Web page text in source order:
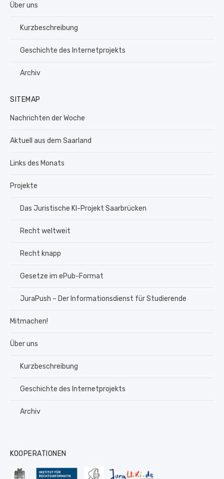
Über uns
Kurzbeschreibung
Geschichte des Internetprojekts
Archiv
SITEMAP
Nachrichten der Woche
Aktuell aus dem Saarland
Links des Monats
Projekte
Das Juristische KI-Projekt Saarbrücken
Recht weltweit
Recht knapp
Gesetze im ePub-Format
JuraPush – Der Informationsdienst für Studierende
Mitmachen!
Über uns
Kurzbeschreibung
Geschichte des Internetprojekts
Archiv
KOOPERATIONEN